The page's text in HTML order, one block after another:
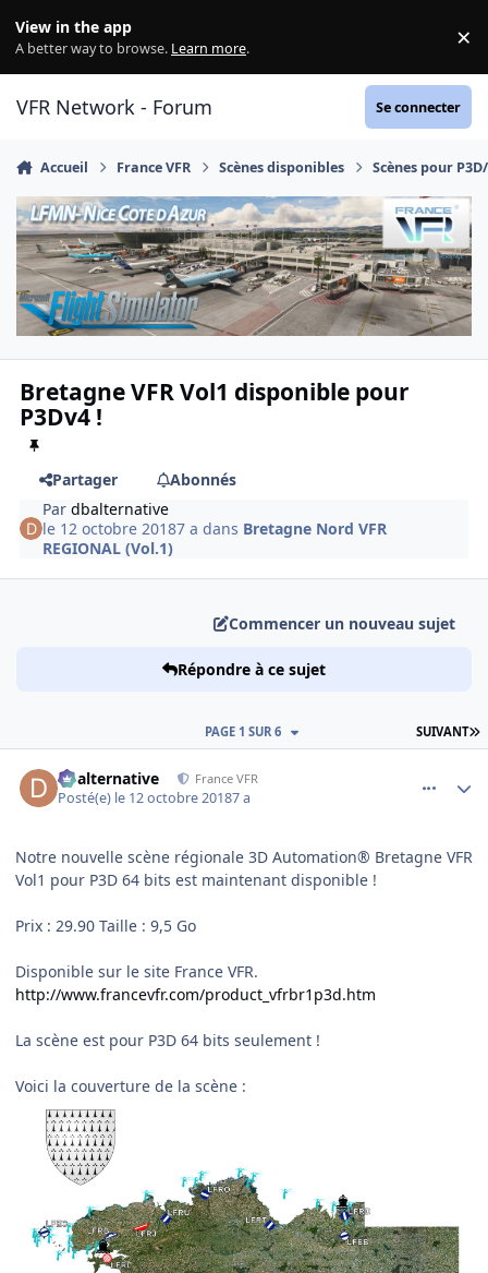
View in the app
A better way to browse. Learn more. ×
VFR Network - Forum Se connecter
Accueil France VFR Scènes disponibles Scènes pour
Bretagne VFR Vol1 disponible pour
P3Dv4 !
Partager
Abonnés
Pardbalternative
le 12 octobre 20187 a dans Bretagne Nord VFR
REGIONAL (Vol.1)
Commencer un nouveau sujet
Répondre à ce sujet
SUIVANT
PAGE 1 SUR 6
dbalternative France VFR
Posté(e) le 12 octobre 20187 a
Notre nouvelle scène régionale 3D Automation® Bretagne VFR
Vol1 pour P3D 64 bits est maintenant disponible !
Prix : 29.90 Taille : 9,5 Go
Disponible sur le site France VFR.
http://www.francevfr.com/product_vfrbr1p3d.htm
La scène est pour P3D 64 bits seulement !
Voici la couverture de la scène :